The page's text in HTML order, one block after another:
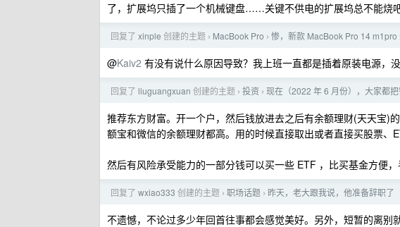
了，扩展坞只插了一个机械键盘……关键不供电的扩展坞总不能
回复了 xinple 创建的主题 › MacBook Pro › 惨，新款 MacBook Pro 14
@Kaiv2 有没有说什么原因导致？我上班一直都是插着原装电源
回复了 liuguangxuan 创建的主题 › 投资 › 现在（2022 年 6 月份），大家都
推荐东方财富。开一个户，然后钱放进去之后有余额理财(天天宝)
额宝和微信的余额理财都高。用的时候直接取出或者直接买股票、
然后有风险承受能力的一部分钱可以买一些 ETF ，比买基金方便
回复了 wxiao333 创建的主题 › 职场话题 › 昨天，老大跟我说，他准备辞职了
不遗憾，不论过多少年回首往事都会感觉美好。另外，短暂的离别